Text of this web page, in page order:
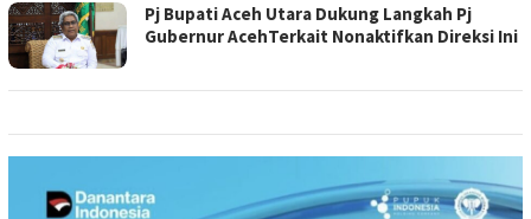
Pj Bupati Aceh Utara Dukung Langkah Pj
Gubernur AcehTerkait Nonaktifkan Direksi Ini